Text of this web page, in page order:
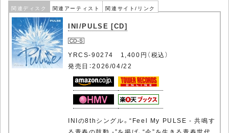
関連ディスク 関連アーティスト 関連サイト/リンク
INI/PULSE [CD]
YRCS-90274 1,400円（税込）
発売日：2026/04/22
INIの8thシングル。“Feel My PULSE - 共鳴す